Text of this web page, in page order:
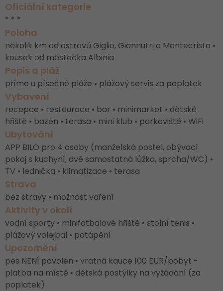
Oficiální kategorie
* * *
Poloha
několik km od ostrovů Giglio, Giannutri a Mantecristo •
kousek od městečka Albinia
Popis a pláž
přímo u písečné pláže • plážový servis za poplatek
Vybavení
recepce • restaurace • bar • minimarket • dětské
hřiště • bazén • terasa • mini klub • parkoviště • WiFi
Ubytování
APP BILO pro 4 osoby (manželská postel, obývací
pokoj s kuchyní, dvě samostatná lůžka, sprcha/WC) •
TV • lednička • klimatizace • terasa
Strava
bez stravy • možnost vaření
Aktivity v okolí
vodní sporty • minifotbalové hřiště • stolní tenis •
plážový volejbal • potápění
Upozornění
pes NENÍ povolen • vratná kauce 100 EUR/pobyt -
platba na místě • dětská postýlky na vyžádání (za
poplatek)